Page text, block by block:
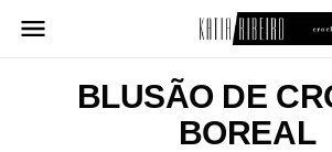
para
BLUSÃO DE
BOREAL